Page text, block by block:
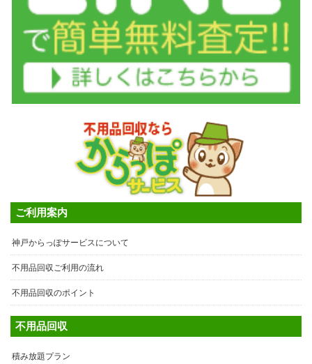
ご利用案内
神戸からっぽサービスについて
不用品回収ご利用の流れ
不用品回収のポイント
不用品回収
積み放題プラン